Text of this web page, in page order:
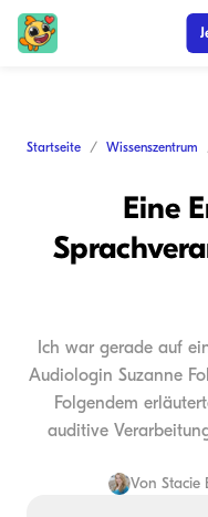
Startseite Wissenszentrum
Eine
Ich war gerade auf
Audiologin Suzanne
Folgendem
auditive
Von Stacie